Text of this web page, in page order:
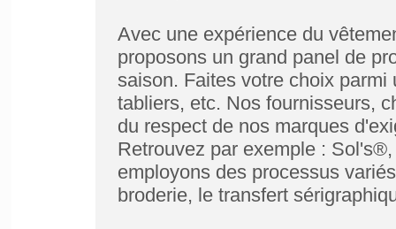
Avec une expérience du
proposons un grand panel de
saison. Faites votre choix
tabliers, etc. Nos fournisseurs,
du respect de nos marques
Retrouvez par exemple :
employons des processus
broderie, le transfert